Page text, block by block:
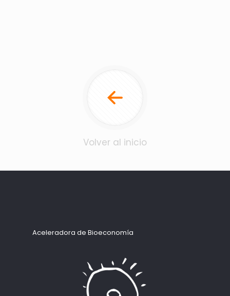
Volver al inicio
Aceleradora de Bioeconomía